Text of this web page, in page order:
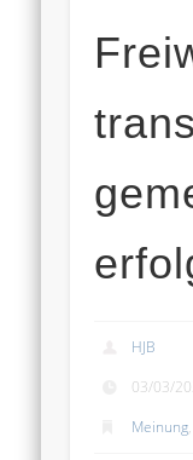
HJB
03/03/
Meinung,